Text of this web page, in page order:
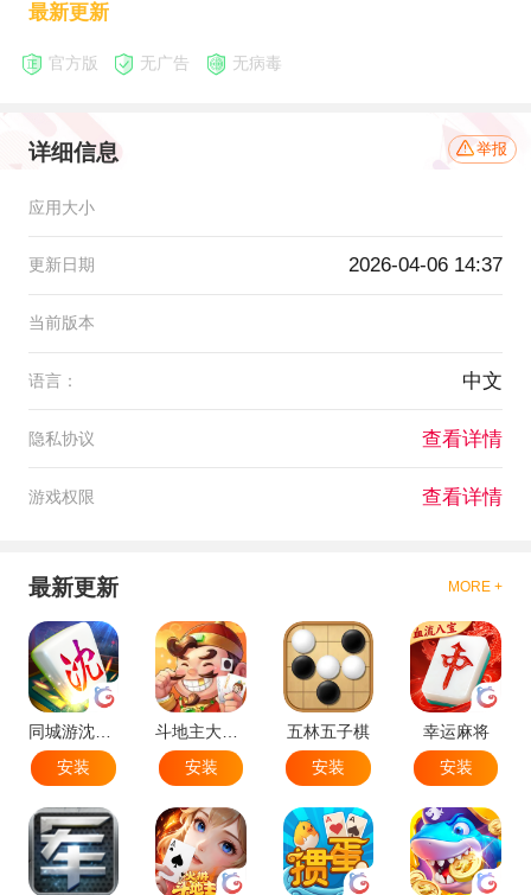
最新更新
官方版 无广告 无病毒
详细信息 举报
应用大小
更新日期 2026-04-06 14:37
当前版本
语言： 中文
隐私协议 查看详情
游戏权限 查看详情
最新更新 MORE +
同城游沈阳麻将
安装
安装
五林五子棋
安装
幸运麻将
安装